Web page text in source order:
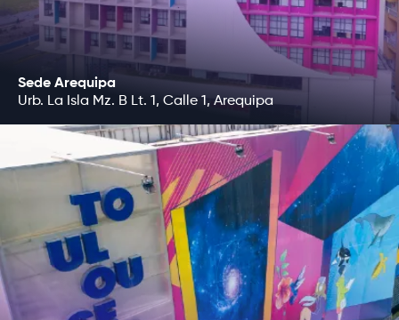
Sede Arequipa
Urb. La Isla Mz. B Lt. 1, Calle 1, Arequipa